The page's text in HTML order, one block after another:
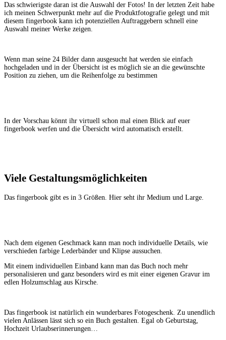
Das schwierigste daran ist die Auswahl der Fotos! In der letzten Zeit habe
ich meinen Schwerpunkt mehr auf die Produktfotografie gelegt und mit
diesem fingerbook kann ich potenziellen Auftraggebern schnell eine
Auswahl meiner Werke zeigen.
Wenn man seine 24 Bilder dann ausgesucht hat werden sie einfach
hochgeladen und in der Übersicht ist es möglich sie an die gewünschte
Position zu ziehen, um die Reihenfolge zu bestimmen
In der Vorschau könnt ihr virtuell schon mal einen Blick auf euer
fingerbook werfen und die Übersicht wird automatisch erstellt.
Viele Gestaltungsmöglichkeiten
Das fingerbook gibt es in 3 Größen. Hier seht ihr Medium und Large.
Nach dem eigenen Geschmack kann man noch individuelle Details, wie
verschieden farbige Lederbänder und Klipse aussuchen.
Mit einem individuellen Einband kann man das Buch noch mehr
personalisieren und ganz besonders wird es mit einer eigenen Gravur im
edlen Holzumschlag aus Kirsche.
Das fingerbook ist natürlich ein wunderbares Fotogeschenk. Zu unendlich
vielen Anlässen lässt sich so ein Buch gestalten. Egal ob Geburtstag,
Hochzeit Urlaubserinnerungen…